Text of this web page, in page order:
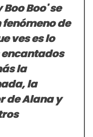
Boo' se
de
ves es lo
la
la
de Alana y